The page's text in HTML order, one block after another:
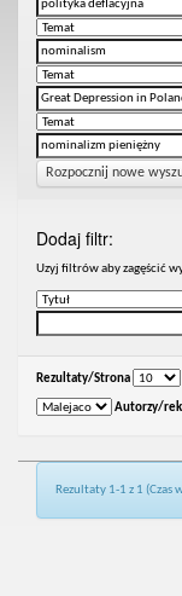
Rozpocznij nowe
Dodaj filtr:
Uzyj filtrów aby zagęścić
Rezultaty/Strona
Autorzy/
Rezultaty 1-1 z 1 (Czas